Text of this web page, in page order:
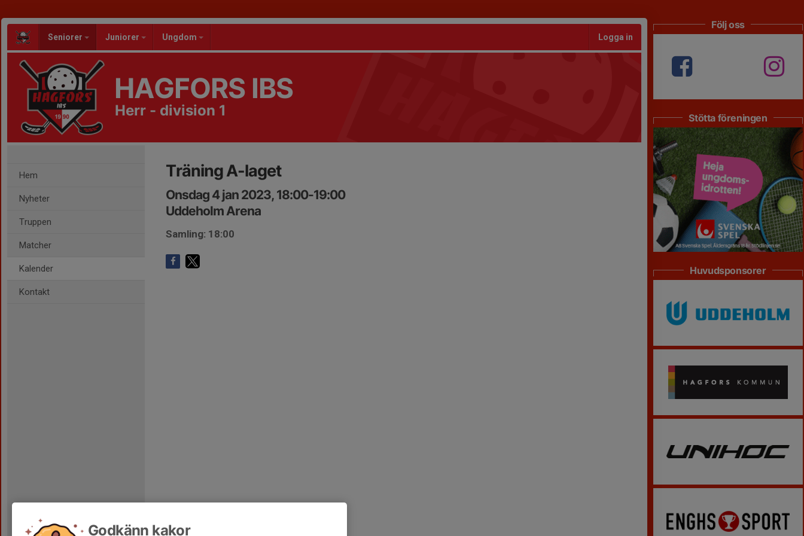
Seniorer Juniorer Ungdom Logga in
HAGFORS IBS
Herr - division 1
Hem
Nyheter
Truppen
Matcher
Kalender
Kontakt
Träning A-laget
Onsdag 4 jan 2023, 18:00-19:00
Uddeholm Arena
Samling: 18:00
Följ oss
Stötta föreningen
Huvudsponsorer
Godkänn kakor